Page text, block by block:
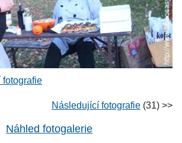
fotografie
Následující fotografie (31) >>
Náhled fotogalerie